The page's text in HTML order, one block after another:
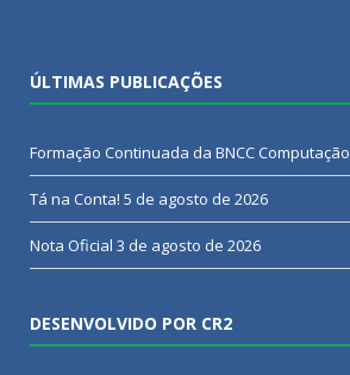
ÚLTIMAS PUBLICAÇÕES
Formação Continuada da BNCC Computação
Tá na Conta! 5 de agosto de 2026
Nota Oficial 3 de agosto de 2026
DESENVOLVIDO POR CR2